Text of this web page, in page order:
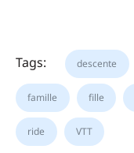
Tags: descente
famille fille
ride VTT